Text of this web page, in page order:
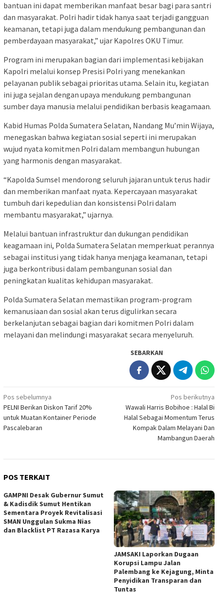
bantuan ini dapat memberikan manfaat besar bagi para santri
dan masyarakat. Polri hadir tidak hanya saat terjadi gangguan
keamanan, tetapi juga dalam mendukung pembangunan dan
pemberdayaan masyarakat,” ujar Kapolres OKU Timur.
Program ini merupakan bagian dari implementasi kebijakan
Kapolri melalui konsep Presisi Polri yang menekankan
pelayanan publik sebagai prioritas utama. Selain itu, kegiatan
ini juga sejalan dengan upaya mendukung pembangunan
sumber daya manusia melalui pendidikan berbasis keagamaan.
Kabid Humas Polda Sumatera Selatan, Nandang Mu’min Wijaya,
menegaskan bahwa kegiatan sosial seperti ini merupakan
wujud nyata komitmen Polri dalam membangun hubungan
yang harmonis dengan masyarakat.
“Kapolda Sumsel mendorong seluruh jajaran untuk terus hadir
dan memberikan manfaat nyata. Kepercayaan masyarakat
tumbuh dari kepedulian dan konsistensi Polri dalam
membantu masyarakat,” ujarnya.
Melalui bantuan infrastruktur dan dukungan pendidikan
keagamaan ini, Polda Sumatera Selatan memperkuat perannya
sebagai institusi yang tidak hanya menjaga keamanan, tetapi
juga berkontribusi dalam pembangunan sosial dan
peningkatan kualitas kehidupan masyarakat.
Polda Sumatera Selatan memastikan program-program
kemanusiaan dan sosial akan terus digulirkan secara
berkelanjutan sebagai bagian dari komitmen Polri dalam
melayani dan melindungi masyarakat secara menyeluruh.
SEBARKAN
Navigasi
pos
Pos sebelumnya
PELNI Berikan Diskon Tarif 20%
untuk Muatan Kontainer Periode
Pascalebaran
Pos berikutnya
Wawali Harris Bobihoe : Halal Bi
Halal Sebagai Momentum Terus
Kompak Dalam Melayani Dan
Mambangun Daerah
POS TERKAIT
GAMPNI Desak Gubernur Sumut
& Kadisdik Sumut Hentikan
Sementara Proyek Revitalisasi
SMAN Unggulan Sukma Nias
dan Blacklist PT Razasa Karya
JAMSAKI Laporkan Dugaan
Korupsi Lampu Jalan
Palembang ke Kejagung, Minta
Penyidikan Transparan dan
Tuntas